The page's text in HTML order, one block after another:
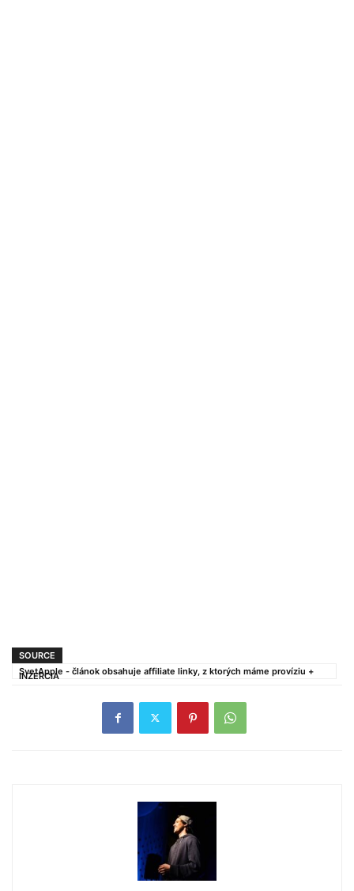
SOURCE
SvetApple - článok obsahuje affiliate linky, z ktorých máme províziu +
INZERCIA